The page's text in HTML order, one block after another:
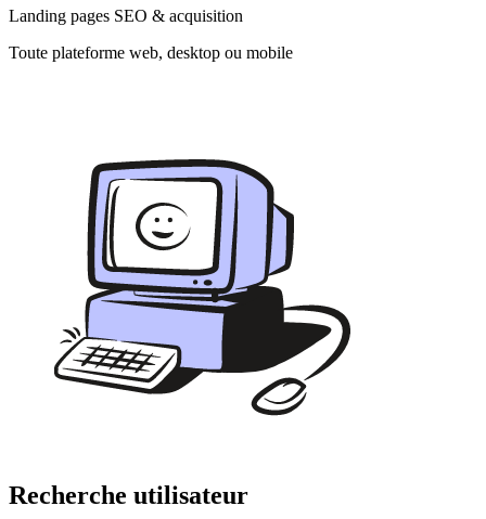
Landing pages SEO & acquisition
Toute plateforme web, desktop ou mobile
Recherche utilisateur